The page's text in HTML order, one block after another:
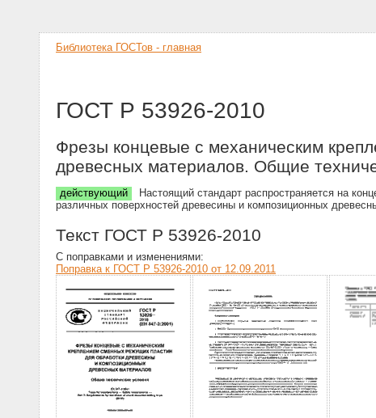
Библиотека ГОСТов - главная
ГОСТ Р 53926-2010
Фрезы концевые с механическим
древесных материалов. Общие
действующий
Настоящий стандарт распространяется на
различных поверхностей древесины и композиционных
Текст ГОСТ Р 53926-2010
С поправками и изменениями:
Поправка к ГОСТ Р 53926-2010 от 12.09.2011